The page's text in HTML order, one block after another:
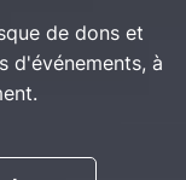
de dons et
d'événements, à